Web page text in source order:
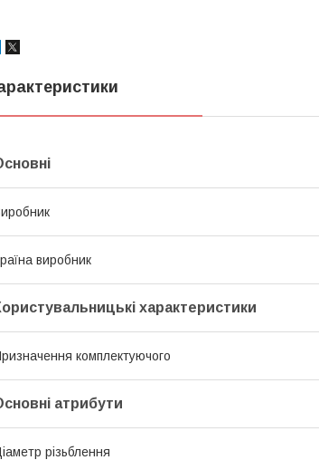
виробник
характеристики
комплектуючого
атрибути
різьблення